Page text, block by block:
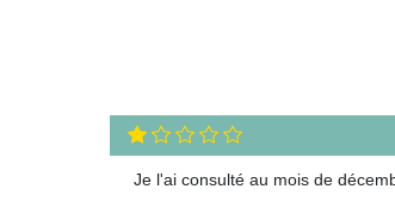
Je l'ai consulté au mois de